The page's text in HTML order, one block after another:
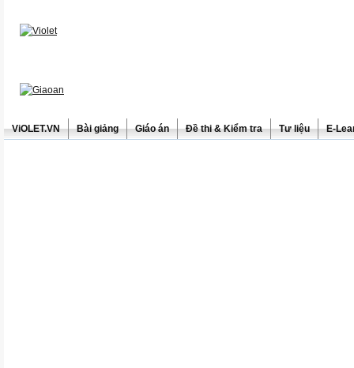
ViOLET.VN Bài giảng Giáo án Đề thi & Kiểm tra Tư liệu E-